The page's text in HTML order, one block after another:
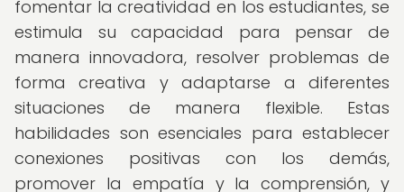
fomentar la creatividad en los estudiantes, se
estimula su capacidad para pensar de
manera innovadora, resolver problemas de
forma creativa y adaptarse a diferentes
situaciones de manera flexible. Estas
habilidades son esenciales para establecer
conexiones positivas con los demás,
promover la empatía y la comprensión, y